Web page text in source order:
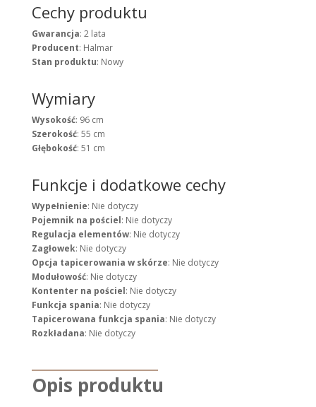
Cechy produktu
Gwarancja: 2 lata
Producent: Halmar
Stan produktu: Nowy
Wymiary
Wysokość: 96 cm
Szerokość: 55 cm
Głębokość: 51 cm
Funkcje i dodatkowe cechy
Wypełnienie: Nie dotyczy
Pojemnik na pościel: Nie dotyczy
Regulacja elementów: Nie dotyczy
Zagłowek: Nie dotyczy
Opcja tapicerowania w skórze: Nie dotyczy
Modułowość: Nie dotyczy
Kontenter na pościel: Nie dotyczy
Funkcja spania: Nie dotyczy
Tapicerowana funkcja spania: Nie dotyczy
Rozkładana: Nie dotyczy
Opis produktu